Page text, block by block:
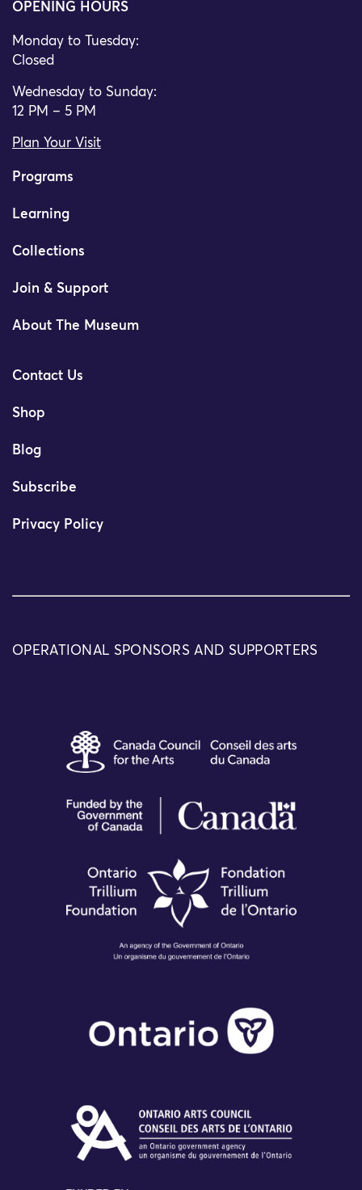
OPENING HOURS
Monday to Tuesday:
Closed
Wednesday to Sunday:
12 PM – 5 PM
Plan Your Visit
Programs
Learning
Collections
Join & Support
About The Museum
Contact Us
Shop
Blog
Subscribe
Privacy Policy
OPERATIONAL SPONSORS AND SUPPORTERS